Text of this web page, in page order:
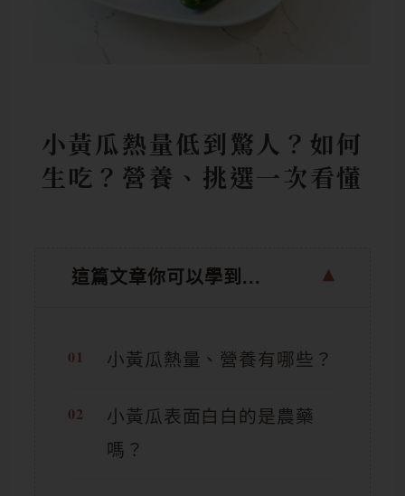
小黃瓜熱量低到驚人？如何
生吃？營養、挑選一次看懂
這篇文章你可以學到...
小黃瓜熱量、營養有哪些？
小黃瓜表面白白的是農藥
嗎？